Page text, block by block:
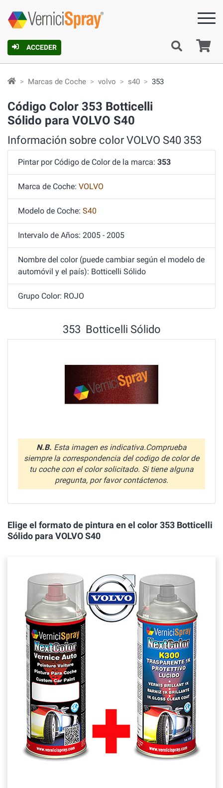
ACCEDER
Marcas de Coche volvo s40 353
Código Color 353 Botticelli
Sólido para VOLVO S40
Información sobre color VOLVO S40 353
Pintar por Código de Color de la marca: 353
Marca de Coche: VOLVO
Modelo de Coche: S40
Intervalo de Años: 2005 - 2005
Nombre del color (puede cambiar según el modelo de
automóvil y el país): Botticelli Sólido
Grupo Color: ROJO
353 Botticelli Sólido
N.B. Esta imagen es indicativa.Comprueba
siempre la correspondencia del codigo de color de
tu coche con el color solicitado. Si tiene alguna
pregunta, por favor contáctenos.
Elige el formato de pintura en el color 353 Botticelli
Sólido para VOLVO S40